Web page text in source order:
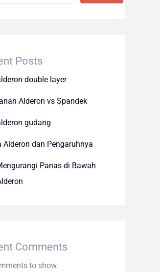
Posts
double layer
Alderon vs Spandek
gudang
Alderon dan Pengaruhnya
Panas di Bawah
Comments
to show.